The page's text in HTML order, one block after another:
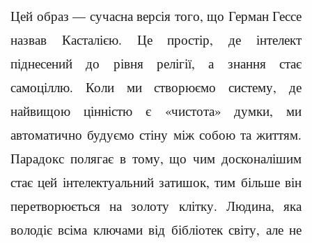
Цей образ — сучасна версія того, що Герман Гессе
назвав Касталією. Це простір, де інтелект
піднесений до рівня релігії, а знання стає
самоціллю. Коли ми створюємо систему, де
найвищою цінністю є «чистота» думки, ми
автоматично будуємо стіну між собою та життям.
Парадокс полягає в тому, що чим досконалішим
стає цей інтелектуальний затишок, тим більше він
перетворюється на золоту клітку. Людина, яка
володіє всіма ключами від бібліотек світу, але не